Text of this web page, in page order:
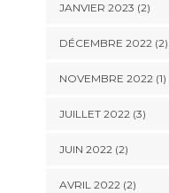
JANVIER 2023 (2)
DÉCEMBRE 2022(2)
NOVEMBRE 2022(1)
JUILLET 2022(3)
JUIN 2022(2)
AVRIL 2022(2)